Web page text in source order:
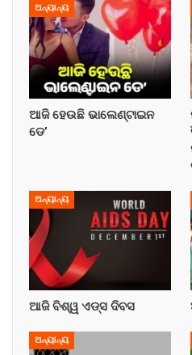
ଅନ୍ୟାନ୍ୟ
ଆଜି ହେଉଛି ଭାଲେଣ୍ଟାଇନ
ଡେ’
ଅନ୍ୟାନ୍ୟ
ଆଜି ବିଶ୍ୱ ଏଡ୍‌ସ ଦିବସ
ଅନ୍ୟାନ୍ୟ